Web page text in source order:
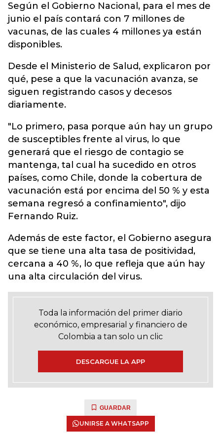
Según el Gobierno Nacional, para el mes de
junio el país contará con 7 millones de
vacunas, de las cuales 4 millones ya están
disponibles.
Desde el Ministerio de Salud, explicaron por
qué, pese a que la vacunación avanza, se
siguen registrando casos y decesos
diariamente.
"Lo primero, pasa porque aún hay un grupo
de susceptibles frente al virus, lo que
generará que el riesgo de contagio se
mantenga, tal cual ha sucedido en otros
países, como Chile, donde la cobertura de
vacunación está por encima del 50 % y esta
semana regresó a confinamiento", dijo
Fernando Ruiz.
Además de este factor, el Gobierno asegura
que se tiene una alta tasa de positividad,
cercana a 40 %, lo que refleja que aún hay
una alta circulación del virus.
Toda la información del primer diario
económico, empresarial y financiero de
Colombia a tan solo un clic
DESCARGUE LA APP
GUARDAR
UNIRSE A WHATSAPP